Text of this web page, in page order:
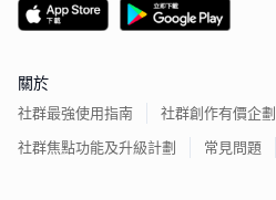
關於
社群最強使用指南
社群創作有價企劃
社群焦點功能及升級計劃
常見問題